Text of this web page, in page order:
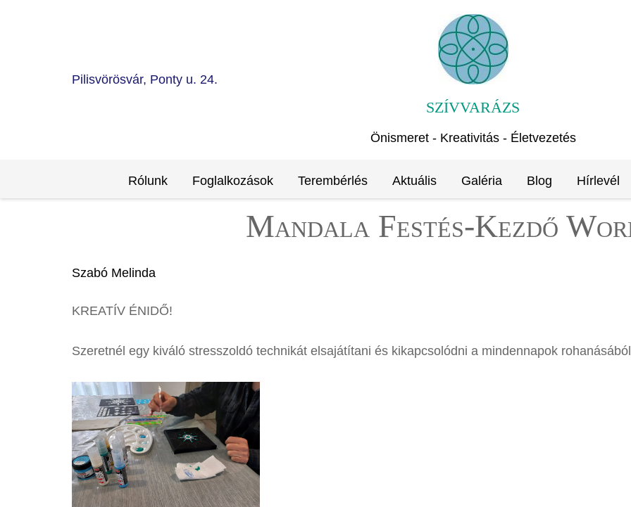
Pilisvörösvár, Ponty u. 24.
SZÍVVARÁZS
Önismeret - Kreativitás - Életvezetés
Rólunk Foglalkozások Terembérlés Aktuális Galéria Blog Hírlevél
Mandala Festés-Kezdő
Szabó Melinda
KREATÍV ÉNIDŐ!
Szeretnél egy kiváló stresszoldó technikát elsajátítani és kikapcsolódni a mindennapok